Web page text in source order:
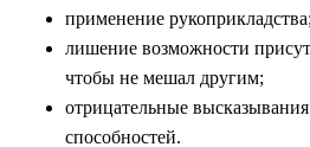
применение рукоприкладства;
лишение возможности
чтобы не мешал другим;
отрицательные
способностей.